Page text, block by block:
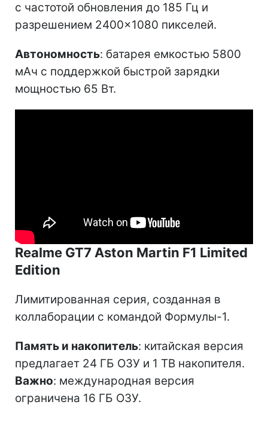
с частотой обновления до 185 Гц и
разрешением 2400×1080 пикселей.
Автономность: батарея емкостью 5800
мАч с поддержкой быстрой зарядки
мощностью 65 Вт.
Realme GT7 Aston Martin F1 Limited
Edition
Лимитированная серия, созданная в
коллаборации с командой Формулы-1.
Память и накопитель: китайская версия
предлагает 24 ГБ ОЗУ и 1 ТВ накопителя.
Важно: международная версия
ограничена 16 ГБ ОЗУ.